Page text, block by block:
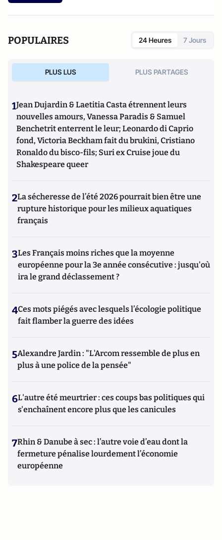
POPULAIRES 24 Heures 7 Jours
PLUS LUS PLUS PARTAGES
1Jean Dujardin & Laetitia Casta étrennent leurs
nouvelles amours, Vanessa Paradis & Samuel
Benchetrit enterrent le leur; Leonardo di Caprio
fond, Victoria Beckham fait du brukini, Cristiano
Ronaldo du bisco-fils; Suri ex Cruise joue du
Shakespeare queer
2La sécheresse de l’été 2026 pourrait bien être une
rupture historique pour les milieux aquatiques
français
3Les Français moins riches que la moyenne
européenne pour la 3e année consécutive : jusqu'où
ira le grand déclassement ?
4Ces mots piégés avec lesquels l’écologie politique
fait flamber la guerre des idées
5Alexandre Jardin : "L'Arcom ressemble de plus en
plus à une police de la pensée"
6L'autre été meurtrier : ces coups bas politiques qui
s'enchaînent encore plus que les canicules
7Rhin & Danube à sec : l’autre voie d’eau dont la
fermeture pénalise lourdement l’économie
européenne